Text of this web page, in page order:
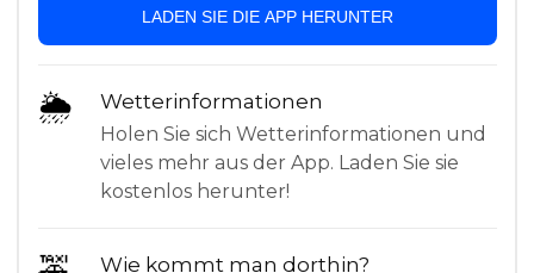
LADEN SIE DIE APP HERUNTER
🌦 Wetterinformationen
Holen Sie sich Wetterinformationen und
vieles mehr aus der App. Laden Sie sie
kostenlos herunter!
Wie kommt man dorthin?